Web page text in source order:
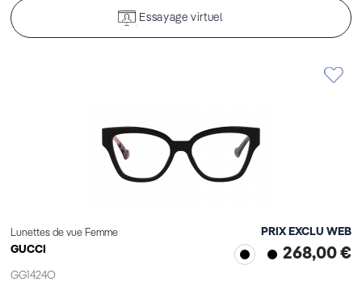
Essayage virtuel
Lunettes de vue Femme
GUCCI
GG1424O
PRIX EXCLU WEB
268,00 €